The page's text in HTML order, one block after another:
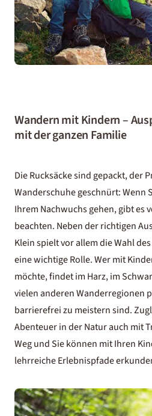
Wandern mit Kindern –
mit der ganzen Familie
Die Rucksäcke sind gepackt, der
Wanderschuhe geschnürt: Wenn
Ihrem Nachwuchs gehen, gibt es
beachten. Neben der richtigen
Klein spielt vor allem die Wahl
eine wichtige Rolle. Wer mit
möchte, findet im Harz, im
vielen anderen Wanderregionen
barrierefrei zu meistern sind.
Abenteuer in der Natur auch mit
Weg und Sie können mit Ihren
lehrreiche Erlebnispfade